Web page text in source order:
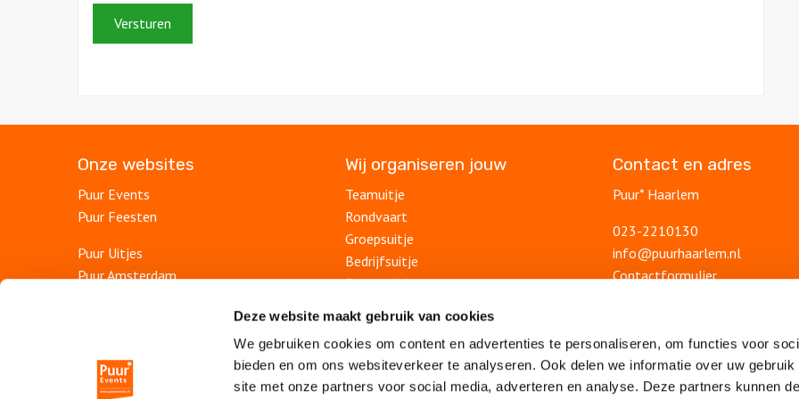
Deze website maakt gebruik van cookies
We gebruiken cookies om content en advertenties te personaliseren, om functies voor
bieden en om ons websiteverkeer te analyseren. Ook delen we informatie over uw gebruik
site met onze partners voor social media, adverteren en analyse. Deze partners kunnen
Onze websites
Puur Events
Puur Feesten
Puur Uitjes
Puur Amsterdam
Escape Room Mysterium
Wij organiseren jouw
Teamuitje
Rondvaart
Groepsuitje
Bedrijfsuitje
Teambuilding
Personeelsuitje
Bedrijfsfeest
Personeelsfeest
Contact en adres
Puur* Haarlem
023-2210130
info@puurhaarlem.nl
Contactformulier
Veelgestelde vragen
Algemene voorwaarden